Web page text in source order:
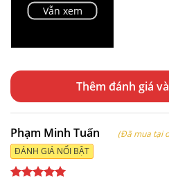
Vẫn xem
Thêm đánh giá
Phạm Minh Tuấn (Đã mua tại
ĐÁNH GIÁ NỔI BẬT